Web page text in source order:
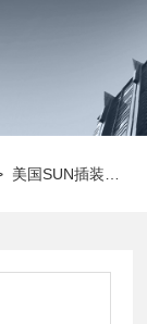
美国SUN插装阀